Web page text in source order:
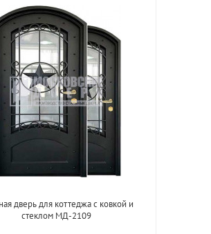
дверь для коттеджа с ковкой и
стеклом МД-2109